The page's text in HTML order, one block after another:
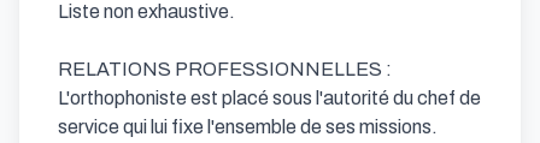
Liste non exhaustive.
RELATIONS PROFESSIONNELLES :
L'orthophoniste est placé sous l'autorité du chef de
service qui lui fixe l'ensemble de ses missions.